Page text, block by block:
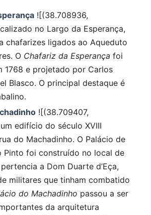
![(38.708936,
no Largo da Esperança,
chafarizes ligados ao Aqueduto
O Chafariz da Esperança foi
1768 e projetado por Carlos
Blasco. O principal destaque é
![(38.709407,
edifício do século XVIII
do Machadinho. O Palácio de
Pinto foi construído no local de
a Dom Duarte d’Eça,
militares que tinham combatido
do Machadinho passou a ser
da arquitetura